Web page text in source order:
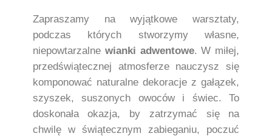
Zapraszamy na wyjątkowe warsztaty,
podczas których stworzymy własne,
niepowtarzalne wianki adwentowe. W miłej,
przedświątecznej atmosferze nauczysz się
komponować naturalne dekoracje z gałązek,
szyszek, suszonych owoców i świec. To
doskonała okazja, by zatrzymać się na
chwilę w świątecznym zabieganiu, poczuć